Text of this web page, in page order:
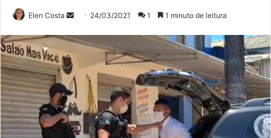
Elen Costa
Mande
e-
24/03/2021 1 1 minuto de leitura